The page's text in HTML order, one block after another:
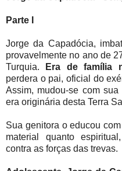
Parte I
Jorge da Capadócia,
provavelmente no ano de
Turquia.
Era de família
perdera o pai, oficial do
Assim, mudou-se com
era originária desta Terra
Sua genitora o educou
material quanto
contra as forças das trevas.